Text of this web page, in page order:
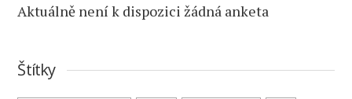
Aktuálně není k dispozici žádná anketa
Štítky